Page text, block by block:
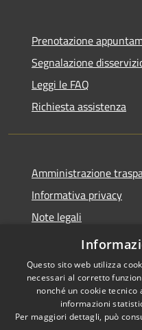
Prenotazione
Segnalazione
Leggi le FAQ
Richiesta assistenza
Amministrazione
Informativa privacy
Note legali
Dichiarazione di
Accessibilità
Questo sito web utilizza
necessari al corretto
nonché un cookie
informazioni
Per maggiori dettagli, può